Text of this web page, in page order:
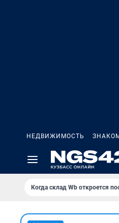
НЕДВИЖИМОСТЬ
Когда склад Wb откроется